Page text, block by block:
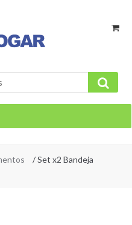
/ Set x2 Bandeja